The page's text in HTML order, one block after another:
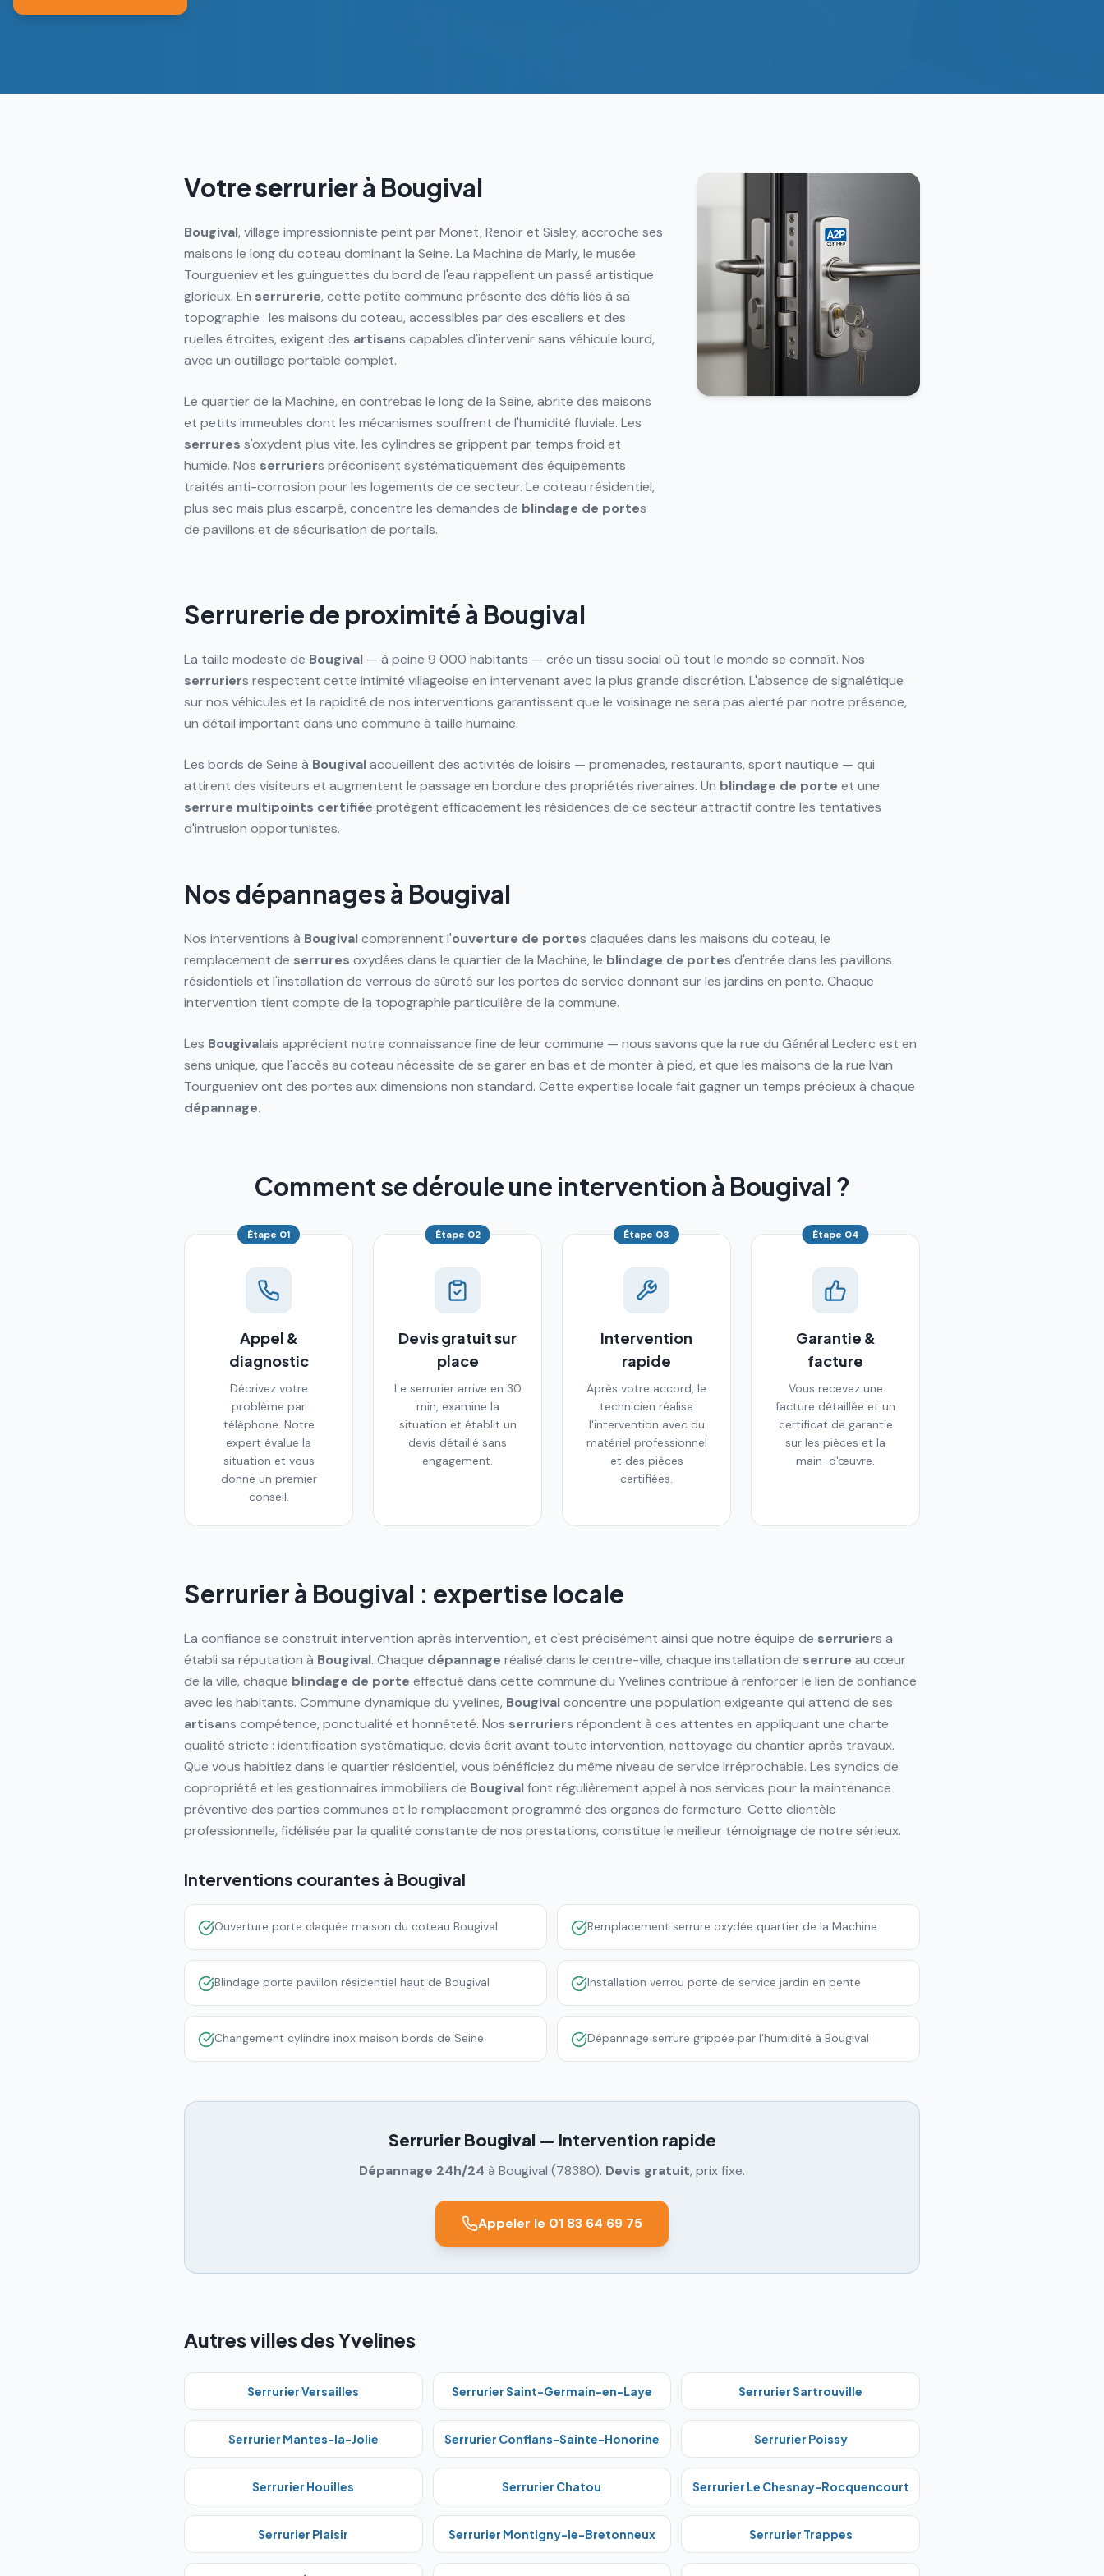
Votreserrurierà Bougival
Bougival, village impressionniste peint par Monet, Renoir et Sisley, accroche ses
maisons le long du coteau dominant la Seine. La Machine de Marly, le musée
Tourgueniev et les guinguettes du bord de l'eau rappellent un passé artistique
glorieux. En serrurerie, cette petite commune présente des défis liés à sa
topographie : les maisons du coteau, accessibles par des escaliers et des
ruelles étroites, exigent des artisans capables d'intervenir sans véhicule lourd,
avec un outillage portable complet.
Le quartier de la Machine, en contrebas le long de la Seine, abrite des maisons
et petits immeubles dont les mécanismes souffrent de l'humidité fluviale. Les
serrures s'oxydent plus vite, les cylindres se grippent par temps froid et
humide. Nos serruriers préconisent systématiquement des équipements
traités anti-corrosion pour les logements de ce secteur. Le coteau résidentiel,
plus sec mais plus escarpé, concentre les demandes de blindage de portes
de pavillons et de sécurisation de portails.
Serrurerie de proximité à Bougival
La taille modeste de Bougival — à peine 9 000 habitants — crée un tissu social où tout le monde se connaît. Nos
serruriers respectent cette intimité villageoise en intervenant avec la plus grande discrétion. L'absence de signalétique
sur nos véhicules et la rapidité de nos interventions garantissent que le voisinage ne sera pas alerté par notre présence,
un détail important dans une commune à taille humaine.
Les bords de Seine à Bougivalaccueillent des activités de loisirs — promenades, restaurants, sport nautique — qui
attirent des visiteurs et augmentent le passage en bordure des propriétés riveraines. Un blindage de porte et une
serrure multipoints certifiée protègent efficacement les résidences de ce secteur attractif contre les tentatives
d'intrusion opportunistes.
Nos dépannages à Bougival
Nos interventions à Bougivalcomprennent l'ouverture de portes claquées dans les maisons du coteau, le
remplacement de serrures oxydées dans le quartier de la Machine, le blindage de portes d'entrée dans les pavillons
résidentiels et l'installation de verrous de sûreté sur les portes de service donnant sur les jardins en pente. Chaque
intervention tient compte de la topographie particulière de la commune.
Les Bougivalais apprécient notre connaissance fine de leur commune — nous savons que la rue du Général Leclerc est en
sens unique, que l'accès au coteau nécessite de se garer en bas et de monter à pied, et que les maisons de la rue Ivan
Tourgueniev ont des portes aux dimensions non standard. Cette expertise locale fait gagner un temps précieux à chaque
dépannage.
Comment se déroule une intervention à Bougival ?
Étape 01
Appel &
diagnostic
Décrivez votre
problème par
téléphone. Notre
expert évalue la
situation et vous
donne un premier
conseil.
Étape 02
Devis gratuit sur
place
Le serrurier arrive en 30
min, examine la
situation et établit un
devis détaillé sans
engagement.
Étape 03
Intervention
rapide
Après votre accord, le
technicien réalise
l'intervention avec du
matériel professionnel
et des pièces
certifiées.
Étape 04
Garantie &
facture
Vous recevez une
facture détaillée et un
certificat de garantie
sur les pièces et la
main-d'œuvre.
Serrurier à Bougival : expertise locale
La confiance se construit intervention après intervention, et c'est précisément ainsi que notre équipe de serruriers a
établi sa réputation à Bougival. Chaque dépannage réalisé dans le centre-ville, chaque installation de serrure au cœur
de la ville, chaque blindage de porte effectué dans cette commune du Yvelines contribue à renforcer le lien de confiance
avec les habitants. Commune dynamique du yvelines, Bougivalconcentre une population exigeante qui attend de ses
artisans compétence, ponctualité et honnêteté. Nos serruriers répondent à ces attentes en appliquant une charte
qualité stricte : identification systématique, devis écrit avant toute intervention, nettoyage du chantier après travaux.
Que vous habitiez dans le quartier résidentiel, vous bénéficiez du même niveau de service irréprochable. Les syndics de
copropriété et les gestionnaires immobiliers de Bougivalfont régulièrement appel à nos services pour la maintenance
préventive des parties communes et le remplacement programmé des organes de fermeture. Cette clientèle
professionnelle, fidélisée par la qualité constante de nos prestations, constitue le meilleur témoignage de notre sérieux.
Interventions courantes à Bougival
Ouverture porte claquée maison du coteau Bougival Remplacement serrure oxydée quartier de la Machine
Blindage porte pavillon résidentiel haut de Bougival Installation verrou porte de service jardin en pente
Changement cylindre inox maison bords de Seine Dépannage serrure grippée par l'humidité à Bougival
Serrurier Bougival — Intervention rapide
Dépannage 24h/24 à Bougival (78380). Devis gratuit, prix fixe.
Appeler le 01 83 64 69 75
Autres villes des Yvelines
SerrurierVersailles SerrurierSaint-Germain-en-Laye SerrurierSartrouville
Serrurier Mantes-la-Jolie Serrurier Conflans-Sainte-Honorine Serrurier Poissy
Serrurier Houilles Serrurier Chatou Serrurier Le Chesnay-Rocquencourt
Serrurier Plaisir Serrurier Montigny-le-Bretonneux Serrurier Trappes